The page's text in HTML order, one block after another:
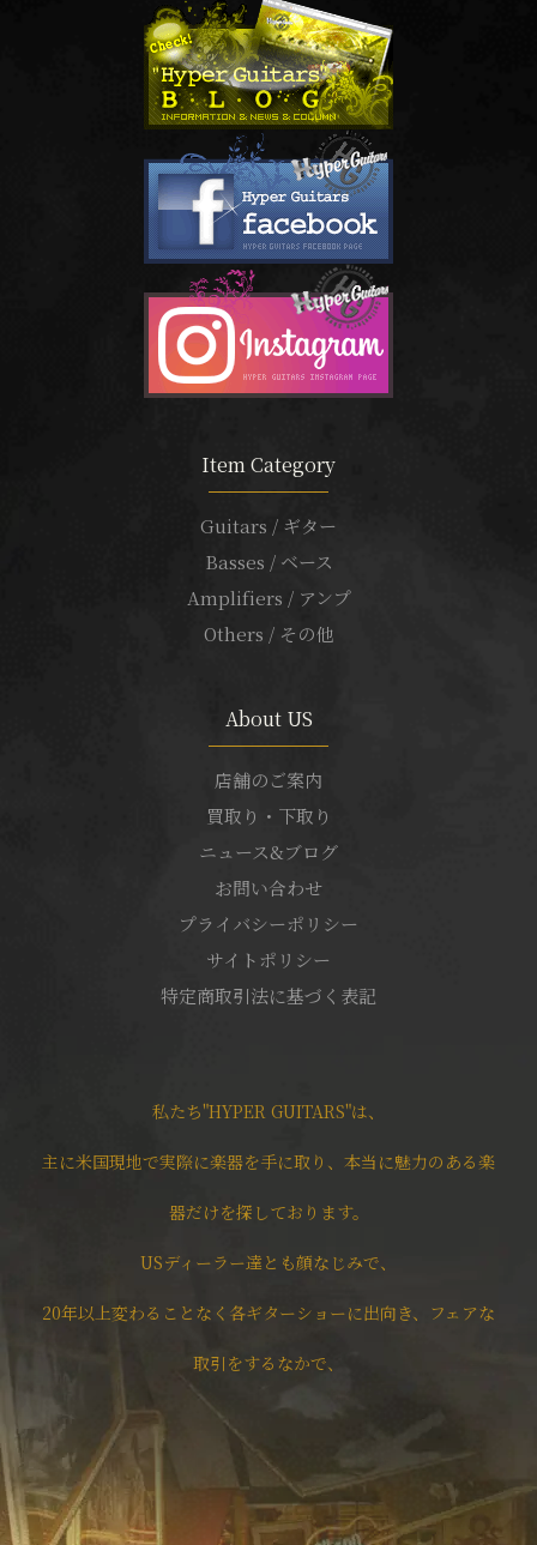
Item Category
Guitars / ギター
Basses / ベース
Amplifiers / アンプ
Others / その他
About US
店舗のご案内
買取り・下取り
ニュース&ブログ
お問い合わせ
プライバシーポリシー
サイトポリシー
特定商取引法に基づく表記
私たち"HYPER GUITARS"は、
主に米国現地で実際に楽器を手に取り、本当に魅力のある楽
器だけを探しております。
USディーラー達とも顔なじみで、
20年以上変わることなく各ギターショーに出向き、フェアな
取引をするなかで、